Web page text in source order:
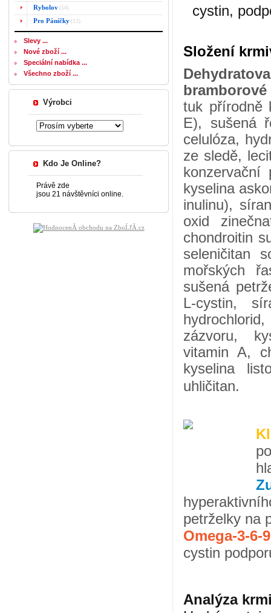
Rybolov (54)
Pro Páníčky (13)
Slevy ...
Nové zboží ...
Speciální nabídka ...
Všechno zboží ...
Výrobci
Kdo Je Online?
Právě zde
jsou 21 návštěvníci online.
cystin,
Složení
tuk přírodně
E), sušená
celulóza,
ze sledě,
konzervační
kyselina
inulinu),
oxid
chondroitin
seleničitan
mořských
sušená
L-cystin,
zázvoru,
vitamin A,
kyselina
uhličitan.
petrželky na
Omega-3-6-
cystin
Analýza